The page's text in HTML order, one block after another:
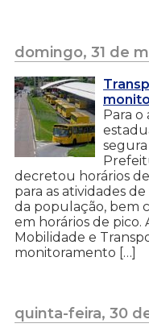
domingo, 31 de
Para
decretou horários
para as atividades
da população, bem
em horários de pico.
Mobilidade e
monitoramento […]
quinta-feira, 30